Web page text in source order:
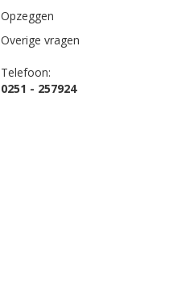
Opzeggen
Overige vragen
Telefoon:
0251 - 257924